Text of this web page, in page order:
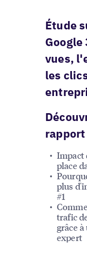
Étude
Google
vues,
les
rapport
Impact
place
plus
#1
trafic
grâce
expert